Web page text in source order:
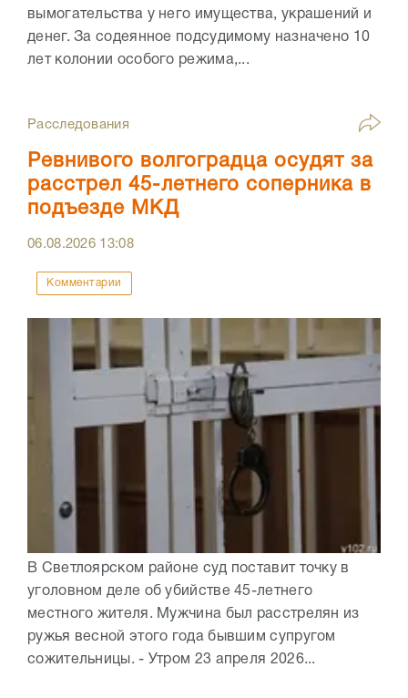
вымогательства у него имущества, украшений и
денег. За содеянное подсудимому назначено 10
лет колонии особого режима,...
Расследования
Ревнивого волгоградца осудят за
расстрел 45-летнего соперника в
подъезде МКД
06.08.2026 13:08
Комментарии
В Светлоярском районе суд поставит точку в
уголовном деле об убийстве 45-летнего
местного жителя. Мужчина был расстрелян из
ружья весной этого года бывшим супругом
сожительницы. - Утром 23 апреля 2026...